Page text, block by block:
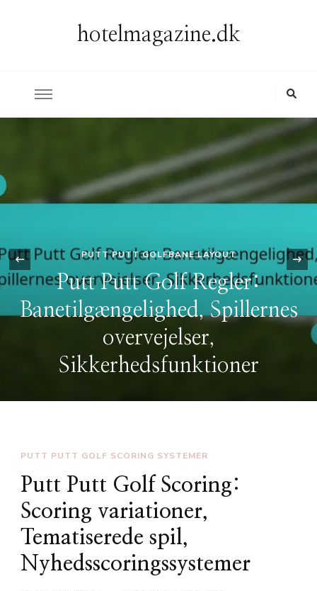
hotelmagazine.dk
PUTT PUTT GOLFBANE LAYOUT
Putt Putt Golf Regler:
Banetilgængelighed, Spillernes
overvejelser,
Sikkerhedsfunktioner
‹
PUTT PUTT GOLF SCORING SYSTEMER
Putt Putt Golf Scoring:
Scoring variationer,
Tematiserede spil,
Nyhedsscoringssystemer